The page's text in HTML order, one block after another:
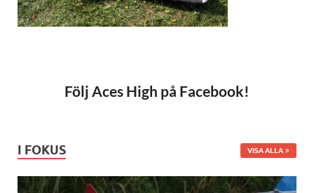
Följ Aces High på Facebook!
I FOKUS VISA ALLA